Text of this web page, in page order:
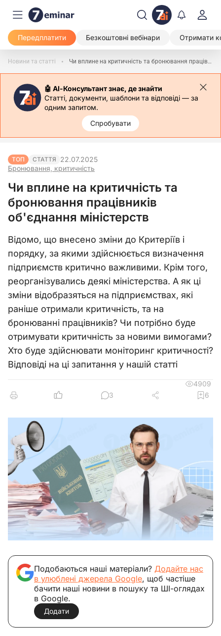
Передплатити Безкоштовні вебінари Отримати
Новини та статті Чи вплине на критичність та бронювання працівників об'єднання міністерств
🤖 АІ-Консультант знає, де знайти
Статті, документи, шаблони та відповіді — за
одним запитом.
Спробувати
ТОП СТАТТЯ
Бронювання, критичність
22.07.2025
Чи вплине на критичність та
бронювання працівників
об'єднання міністерств
Відомо, що внесено зміни до Критеріїв і
порядку, за якими здійснюється визначення
підприємств критично важливими. Крім того,
реорганізувались деякі міністерства. А як ці
зміни відобразяться на підприємствах, які
раніше отримали критичність, та на
бронюванні працівників? Чи потрібно буде
отримувати критичність за новими вимогами?
Хто буде здійснювати моніторинг критичності?
Відповіді на ці запитання у нашій статті
4909
3
6
Подобаються наші матеріали? Додайте нас
в улюблені джерела Google, щоб частіше
бачити наші новини в пошуку та ШІ-оглядах
в Google.
Додати